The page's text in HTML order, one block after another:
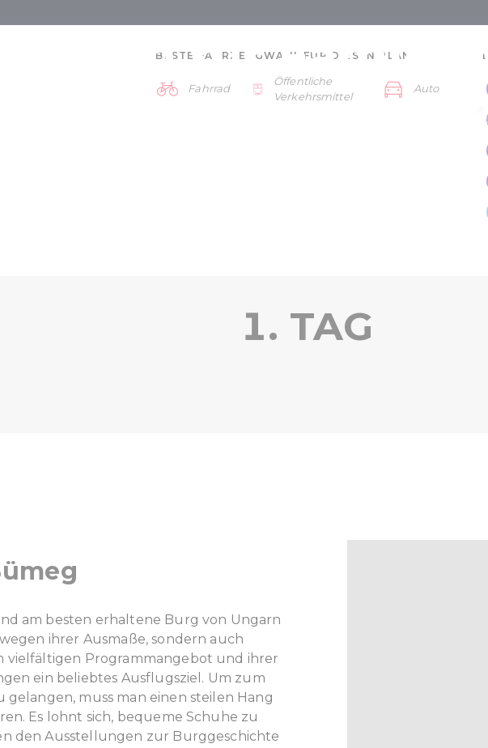
für
5 Tage
BESTE FAHRZEUGWAHL FÜR DIESEN PLAN:
Fahrrad
Öffentliche
Verkehrsmittel
Auto
1. TAG
am besten erhaltene Burg von Ungarn
ihrer Ausmaße, sondern auch
vielfältigen Programmangebot und ihrer
ein beliebtes Ausflugsziel. Um zum
gelangen, muss man einen steilen Hang
Es lohnt sich, bequeme Schuhe zu
den Ausstellungen zur Burggeschichte